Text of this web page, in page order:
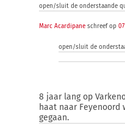
open/sluit de onderstaande
Marc Acardipane schreef op
open/sluit de
8 jaar lang op
haat naar
gegaan.